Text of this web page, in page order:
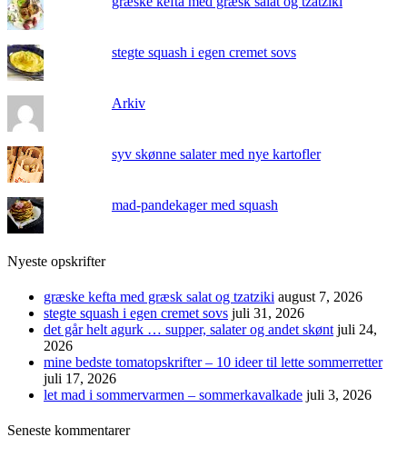
stegte squash i egen cremet sovs
Arkiv
syv skønne salater med nye kartofler
mad-pandekager med squash
Nyeste opskrifter
græske kefta med græsk salat og tzatziki august 7, 2026
stegte squash i egen cremet sovs juli 31, 2026
det går helt agurk … supper, salater og andet skønt juli 24,
2026
mine bedste tomatopskrifter – 10 ideer til lette sommerretter
juli 17, 2026
let mad i sommervarmen – sommerkavalkade juli 3, 2026
Seneste kommentarer